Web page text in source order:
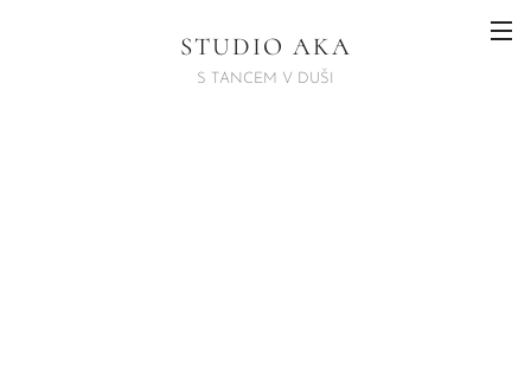
STUDIO AKA
S TANCEM V DUŠI